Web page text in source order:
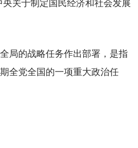
局的战略任务作出部署，是指
全党全国的一项重大政治任